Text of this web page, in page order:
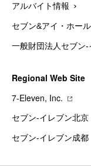
アルバイト情報
セブン&アイ・ホー
一般財団法人セブン-
Regional Web Site
7‐Eleven, Inc.
セブン‐イレブン北
セブン‐イレブン成都